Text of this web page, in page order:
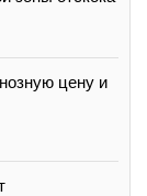
цену и